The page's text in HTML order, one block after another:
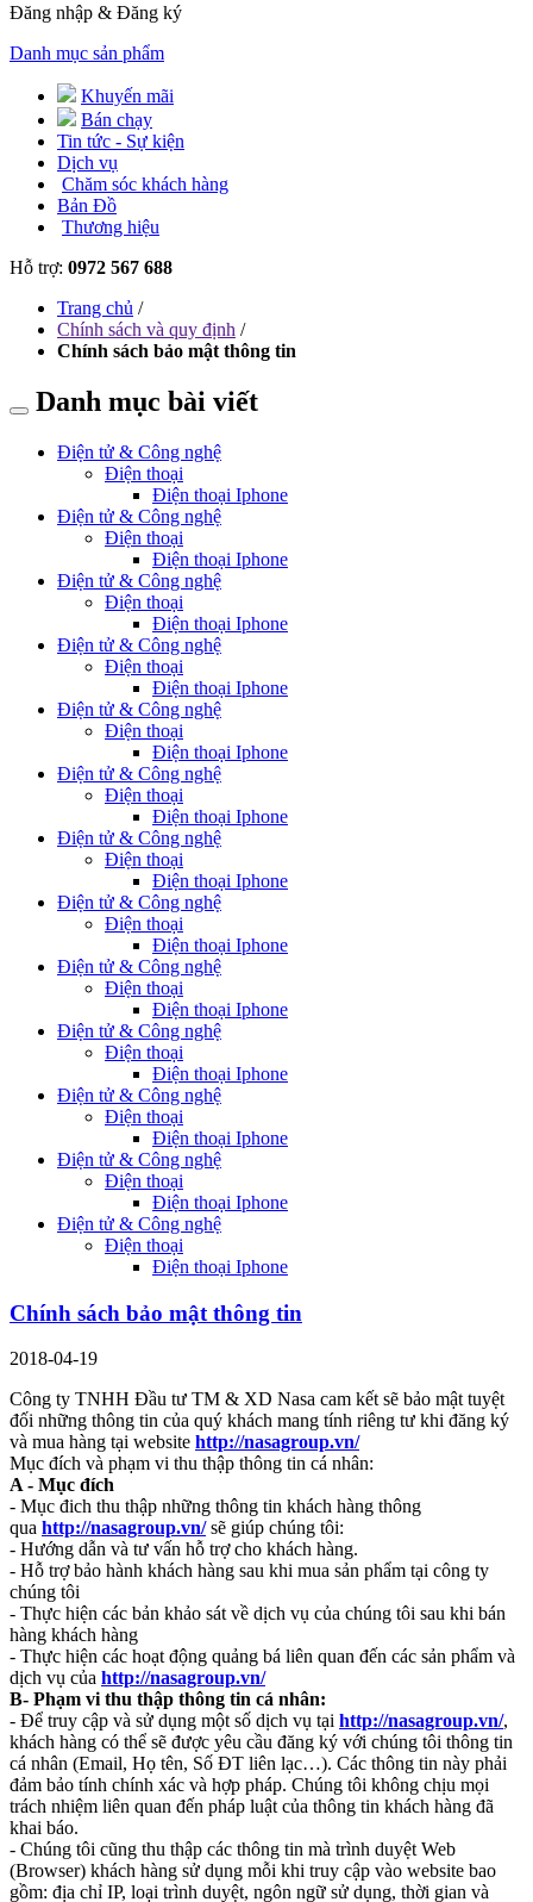
Đăng nhập & Đăng ký
Danh mục sản phẩm
Khuyến mãi
Bán chạy
Tin tức - Sự kiện
Dịch vụ
Chăm sóc khách hàng
Bản Đồ
Thương hiệu
Hỗ trợ: 0972 567 688
Trang chủ /
Chính sách và quy định /
Chính sách bảo mật thông tin
Danh mục bài viết
Điện tử & Công nghệ
Điện thoại
Điện thoại Iphone
Điện tử & Công nghệ
Điện thoại
Điện thoại Iphone
Điện tử & Công nghệ
Điện thoại
Điện thoại Iphone
Điện tử & Công nghệ
Điện thoại
Điện thoại Iphone
Điện tử & Công nghệ
Điện thoại
Điện thoại Iphone
Điện tử & Công nghệ
Điện thoại
Điện thoại Iphone
Điện tử & Công nghệ
Điện thoại
Điện thoại Iphone
Điện tử & Công nghệ
Điện thoại
Điện thoại Iphone
Điện tử & Công nghệ
Điện thoại
Điện thoại Iphone
Điện tử & Công nghệ
Điện thoại
Điện thoại Iphone
Điện tử & Công nghệ
Điện thoại
Điện thoại Iphone
Điện tử & Công nghệ
Điện thoại
Điện thoại Iphone
Điện tử & Công nghệ
Điện thoại
Điện thoại Iphone
Chính sách bảo mật thông tin
2018-04-19
Công ty TNHH Đầu tư TM & XD Nasa cam kết sẽ bảo mật tuyệt
đối những thông tin của quý khách mang tính riêng tư khi đăng ký
và mua hàng tại website http://nasagroup.vn/
Mục đích và phạm vi thu thập thông tin cá nhân:
A - Mục đích
- Mục đich thu thập những thông tin khách hàng thông
qua http://nasagroup.vn/sẽ giúp chúng tôi:
- Hướng dẫn và tư vấn hỗ trợ cho khách hàng.
- Hỗ trợ bảo hành khách hàng sau khi mua sản phẩm tại công ty
chúng tôi
- Thực hiện các bản khảo sát về dịch vụ của chúng tôi sau khi bán
hàng khách hàng
- Thực hiện các hoạt động quảng bá liên quan đến các sản phẩm và
dịch vụ của http://nasagroup.vn/
B- Phạm vi thu thập thông tin cá nhân:
- Để truy cập và sử dụng một số dịch vụ tại http://nasagroup.vn/,
khách hàng có thể sẽ được yêu cầu đăng ký với chúng tôi thông tin
cá nhân (Email, Họ tên, Số ĐT liên lạc…). Các thông tin này phải
đảm bảo tính chính xác và hợp pháp. Chúng tôi không chịu mọi
trách nhiệm liên quan đến pháp luật của thông tin khách hàng đã
khai báo.
- Chúng tôi cũng thu thập các thông tin mà trình duyệt Web
(Browser) khách hàng sử dụng mỗi khi truy cập vào website bao
gồm: địa chỉ IP, loại trình duyệt, ngôn ngữ sử dụng, thời gian và